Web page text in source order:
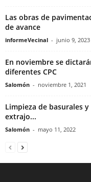
Las obras de
de avance
informeVecinal - junio 9, 2023
En noviembre se
diferentes CPC
Salomón - noviembre 1, 2021
Limpieza de basurales
extrajo...
Salomón - mayo 11, 2022